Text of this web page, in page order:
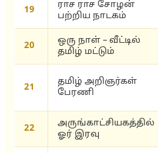
19
ராச ராச சோழன்
பற்றிய நாடகம்
20
ஒரு நாள் – வீட்டில்
தமிழ் மட்டும்
21
தமிழ் அறிஞர்கள்
பேரணி
22
அருங்காட்சியகத்தில்
ஓர் இரவு